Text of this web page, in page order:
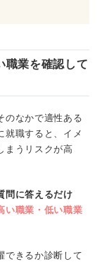
職業を確認して
のなかで適性ある
就職すると、イメ
まうリスクが高
問に答えるだけ
い職業・低い職業
できるか診断して